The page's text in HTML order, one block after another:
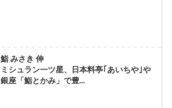
鮨 みさき 伸
ミシュラン一ツ星、日本料亭｢あいちや｣や
銀座「鮨とかみ」で豊...